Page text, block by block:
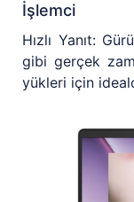
İşlemci
Hızlı Yanıt:
gibi gerçek
yükleri için